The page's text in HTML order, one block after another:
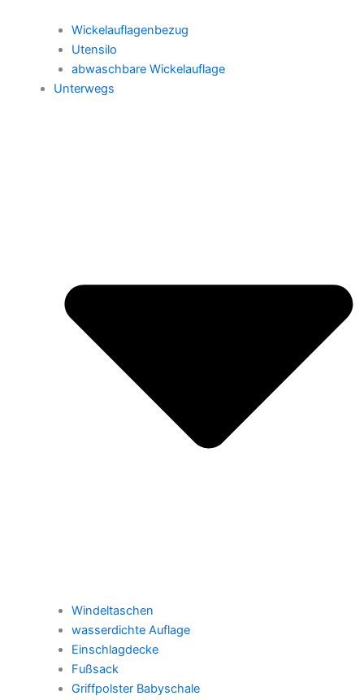
Wickelauflagenbezug
Utensilo
abwaschbare Wickelauflage
Unterwegs
Windeltaschen
wasserdichte Auflage
Einschlagdecke
Fußsack
Griffpolster Babyschale